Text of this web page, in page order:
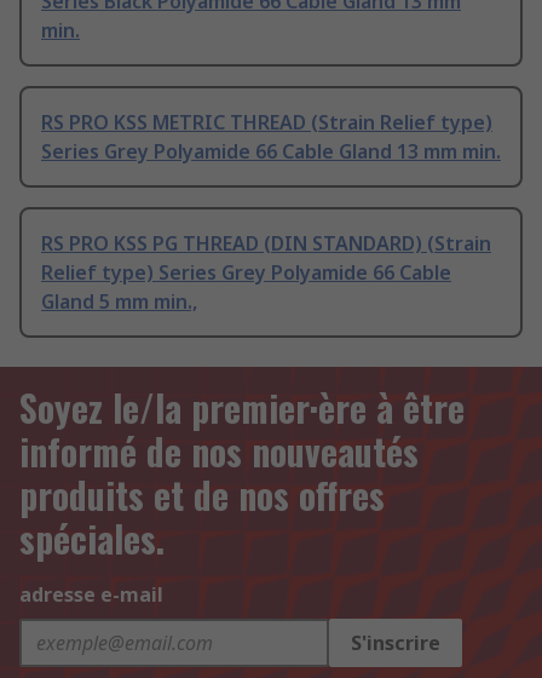
min.
RS PRO KSS METRIC THREAD (Strain Relief type)
Series Grey Polyamide 66 Cable Gland 13 mm min.
RS PRO KSS PG THREAD (DIN STANDARD) (Strain
Relief type) Series Grey Polyamide 66 Cable
Gland 5 mm min.,
Soyez le/la premier·ère à être
informé de nos nouveautés
produits et de nos offres
spéciales.
adresse e-mail
S'inscrire